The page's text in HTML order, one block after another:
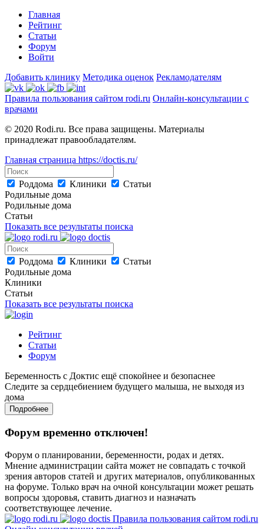
Главная
Рейтинг
Статьи
Форум
Войти
Добавить клинику Методика оценок Рекламодателям
Правила пользования сайтом rodi.ru Онлайн-консультации с
врачами
© 2020 Rodi.ru. Все права защищены. Материалы
принадлежат правообладателям.
Главная страница https://doctis.ru/
Роддома Клиники
Статьи
Родильные дома
Родильные дома
Статьи
Показать все результаты поиска
Роддома Клиники
Статьи
Родильные дома
Клиники
Статьи
Показать все результаты поиска
Рейтинг
Статьи
Форум
Беременность с Доктис ещё спокойнее и безопаснее
Следите за сердцебиением будущего малыша, не выходя из
дома
Подробнее
Форум временно отключен!
Форум о планировании, беременности, родах и детях.
Мнение администрации сайта может не совпадать с точкой
зрения авторов статей и других материалов, опубликованных
на форуме. Только врач на очной консультации может решать
вопросы здоровья, ставить диагноз и назначать
соответствующее лечение.
Правила пользования сайтом rodi.ru